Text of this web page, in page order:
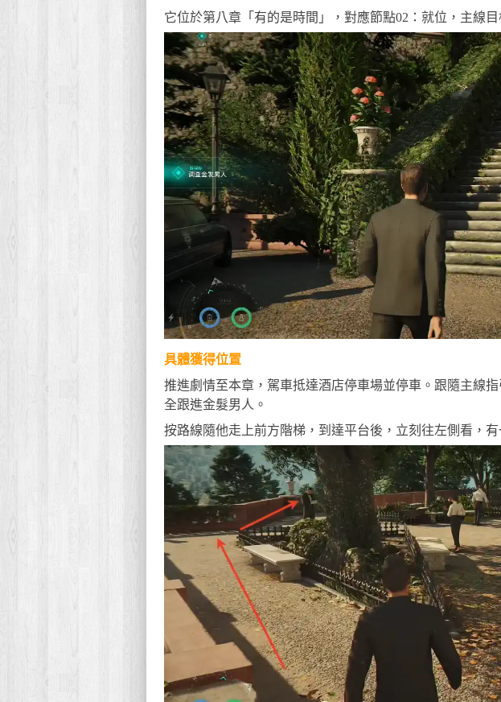
它位於第八章「有的是時間」，對應節點02：就位，主線目
具體獲得位置
推進劇情至本章，駕車抵達酒店停車場並停車。跟隨主線
全跟進金髮男人。
按路線隨他走上前方階梯，到達平台後，立刻往左側看，有